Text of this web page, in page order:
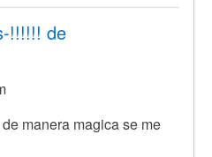
!!!!!! de
manera magica se me